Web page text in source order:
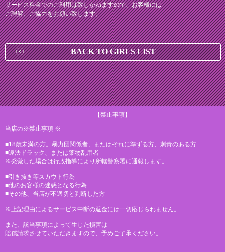
サービス料金でのご利用は致しかねますので、お客様には
ご理解、ご協力をお願い致します。
BACK TO GIRLS LIST
【禁止事項】
当店の※禁止事項 ※
■18歳未満の方。暴力団関係者、またはそれに準ずる方、刺青のある方
■違法ドラック、または薬物乱用者
※発覚した場合は行政指導により所轄警察署に通報します。
■引き抜き等スカウト行為
■他のお客様の迷惑となる行為
■その他、当店が不適切と判断した方
※上記理由によるサービス中断の返金には一切応じられません。
また、該当事項によって生じた損害は
賠償請求させていただきますので、予めご了承ください。